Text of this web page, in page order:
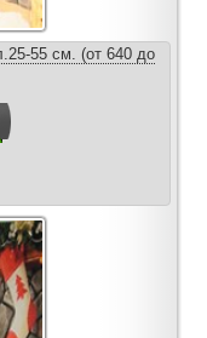
55 см. (от 640 до